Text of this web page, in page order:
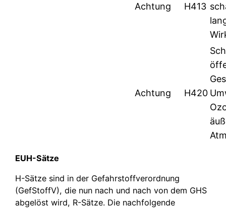
Achtung H413
Achtung H420
EUH-Sätze
H-Sätze sind in der Gefahrstoffverordnung
(GefStoffV), die nun nach und nach von dem GHS
abgelöst wird, R-Sätze. Die nachfolgende